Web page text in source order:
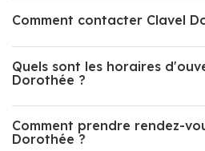
Comment contacter Clavel
Quels sont les horaires
Dorothée ?
Comment prendre rendez-
Dorothée ?